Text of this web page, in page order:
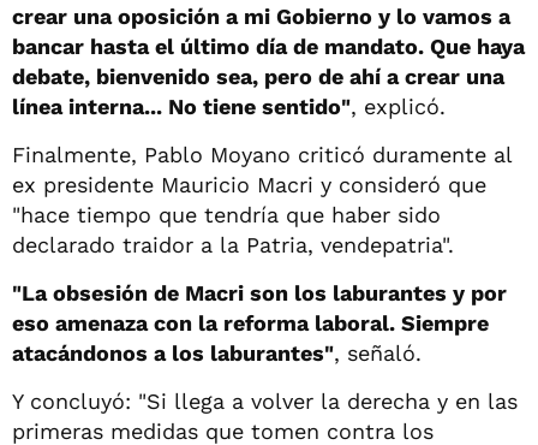
crear una oposición a mi Gobierno y lo vamos a
bancar hasta el último día de mandato. Que haya
debate, bienvenido sea, pero de ahí a crear una
línea interna... No tiene sentido", explicó.
Finalmente, Pablo Moyano criticó duramente al
ex presidente Mauricio Macri y consideró que
"hace tiempo que tendría que haber sido
declarado traidor a la Patria, vendepatria".
"La obsesión de Macri son los laburantes y por
eso amenaza con la reforma laboral. Siempre
atacándonos a los laburantes", señaló.
Y concluyó: "Si llega a volver la derecha y en las
primeras medidas que tomen contra los